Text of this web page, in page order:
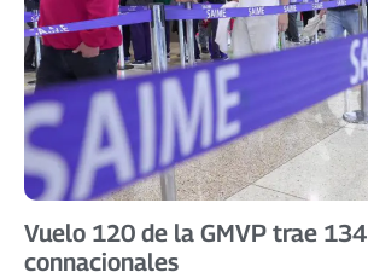
Vuelo 120 de la GMVP trae 134
connacionales